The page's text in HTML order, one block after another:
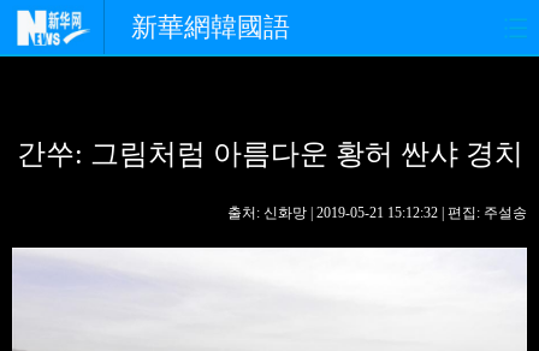
新華網韓國語
경제 사회 포토
핫 TV 문화
간쑤: 그림처럼 아름다운 황허 싼샤 경치
출처: 신화망 | 2019-05-21 15:12:32 | 편집: 주설송